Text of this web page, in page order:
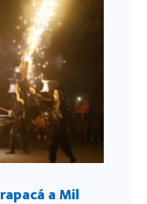
a Mil